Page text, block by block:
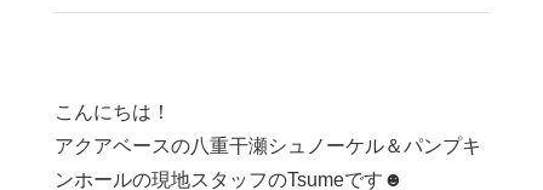
こんにちは！
アクアベースの八重干瀬シュノーケル＆パンプキ
ンホールの現地スタッフのTsumeです☻